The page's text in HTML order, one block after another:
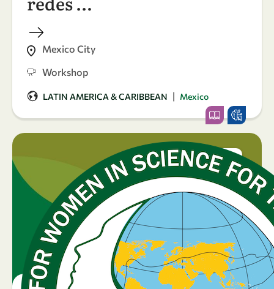
Mexico City
Workshop
LATIN AMERICA & CARIBBEAN | Mexico
07 - 25
Sep